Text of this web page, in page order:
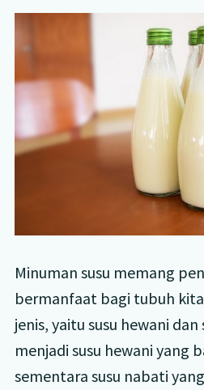
Minuman susu memang
bermanfaat bagi tubuh
jenis, yaitu susu hewani dan
menjadi susu hewani yang
sementara susu nabati